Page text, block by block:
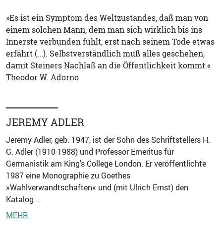
»Es ist ein Symptom des Weltzustandes, daß man von
einem solchen Mann, dem man sich wirklich bis ins
Innerste verbunden fühlt, erst nach seinem Tode etwas
erfährt (...). Selbstverständlich muß alles geschehen,
damit Steiners Nachlaß an die Öffentlichkeit kommt.«
Theodor W. Adorno
JEREMY ADLER
Jeremy Adler, geb. 1947, ist der Sohn des Schriftstellers H.
G. Adler (1910-1988) und Professor Emeritus für
Germanistik am King’s College London. Er veröffentlichte
1987 eine Monographie zu Goethes
»Wahlverwandtschaften« und (mit Ulrich Ernst) den
Katalog …
MEHR